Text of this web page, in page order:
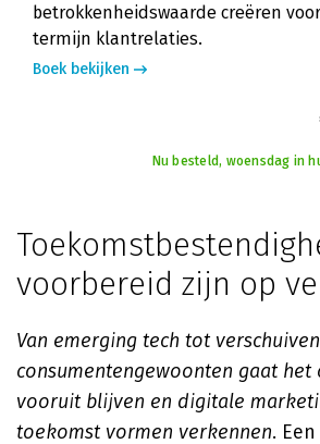
betrokkenheidswaarde creëren
termijn klantrelaties.
Boek bekijken
Nu besteld, woensdag in
voorbereid zijn op
Van emerging tech tot
consumentengewoonten gaat het
vooruit blijven en digitale
toekomst vormen verkennen.